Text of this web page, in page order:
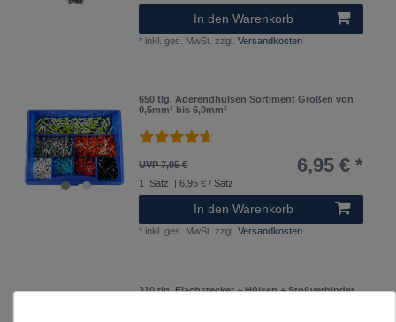
In den Warenkorb
* inkl. ges. MwSt. zzgl.Versandkosten
650 tlg. Aderendhülsen Sortiment Größen von
0,5mm² bis 6,0mm²
UVP 7,95 € 6,95 € *
1 Satz | 6,95 € / Satz
In den Warenkorb
* inkl. ges. MwSt. zzgl.Versandkosten
310 tlg. Flachstecker + Hülsen + Stoßverbinder